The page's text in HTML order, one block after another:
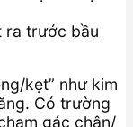
ra trước bầu
kẹt” như kim
Có trường
gác chân/